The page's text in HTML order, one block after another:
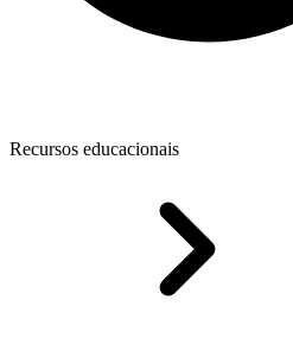
Recursos educacionais